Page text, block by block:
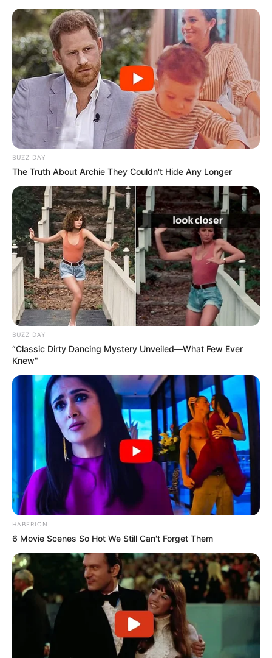
BUZZ DAY
The Truth About Archie They Couldn't Hide Any Longer
BUZZ DAY
“Classic Dirty Dancing Mystery Unveiled—What Few Ever
Knew"
HABERION
6 Movie Scenes So Hot We Still Can't Forget Them